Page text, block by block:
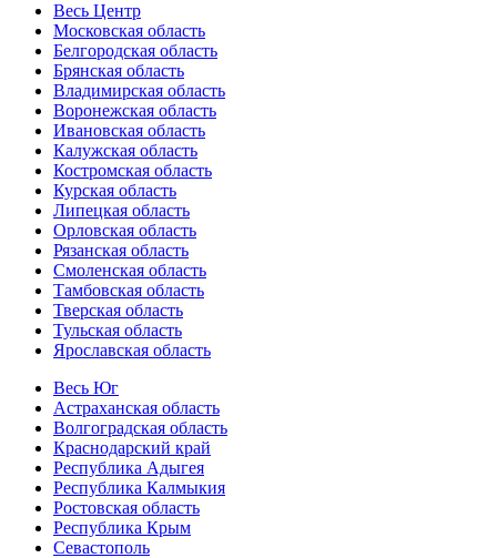
Весь Центр
Московская область
Белгородская область
Брянская область
Владимирская область
Воронежская область
Ивановская область
Калужская область
Костромская область
Курская область
Липецкая область
Орловская область
Рязанская область
Смоленская область
Тамбовская область
Тверская область
Тульская область
Ярославская область
Весь Юг
Астраханская область
Волгоградская область
Краснодарский край
Республика Адыгея
Республика Калмыкия
Ростовская область
Республика Крым
Севастополь